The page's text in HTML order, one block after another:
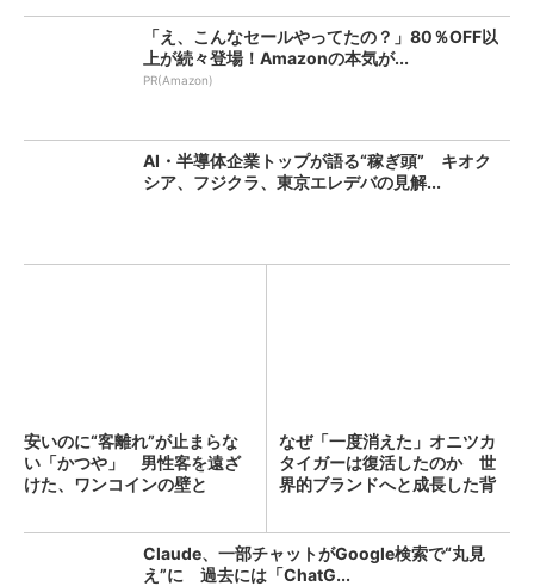
「え、こんなセールやってたの？」80％OFF以
上が続々登場！Amazonの本気が...
PR(Amazon)
AI・半導体企業トップが語る“稼ぎ頭” キオク
シア、フジクラ、東京エレデバの見解...
安いのに“客離れ”が止まらな
い「かつや」 男性客を遠ざ
けた、ワンコインの壁と
なぜ「一度消えた」オニツカ
タイガーは復活したのか 世
界的ブランドへと成長した背
Claude、一部チャットがGoogle検索で“丸見
え”に 過去には「ChatG...